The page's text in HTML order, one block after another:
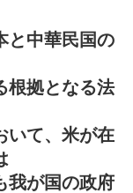
と中華民国の
根拠となる法
いて、米が在
我が国の政府